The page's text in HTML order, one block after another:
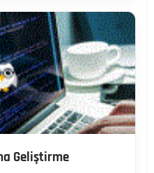
Geliştirme